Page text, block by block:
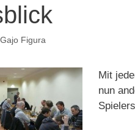
Figura
Mit
nun